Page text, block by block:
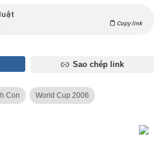
Copy link
Sao chép link
Con World Cup 2006